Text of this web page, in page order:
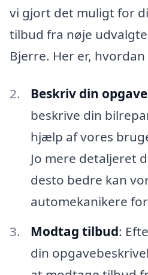
vi gjort det muligt for
tilbud fra nøje
Bjerre. Her er,
Beskriv din opgave
beskrive din
hjælp af vores
Jo mere detaljeret
desto bedre kan
automekanikere
Modtag tilbud:
din